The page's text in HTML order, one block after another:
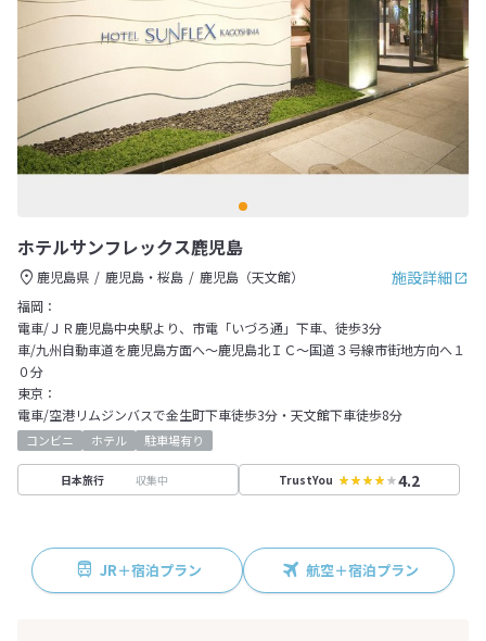
ホテルサンフレックス鹿児島
施設詳細
鹿児島県 鹿児島・桜島
鹿児島（天文館）
福岡：
電車/ＪＲ鹿児島中央駅より、市電「いづろ通」下車、徒歩3分
車/九州自動車道を鹿児島方面へ～鹿児島北ＩＣ～国道３号線市街地方向へ１
０分
東京：
電車/空港リムジンバスで金生町下車徒歩3分・天文館下車徒歩8分
コンビニ ホテル 駐車場有り
日本旅行 収集中 TrustYou 4.2
JR＋宿泊プラン 航空＋宿泊プラン